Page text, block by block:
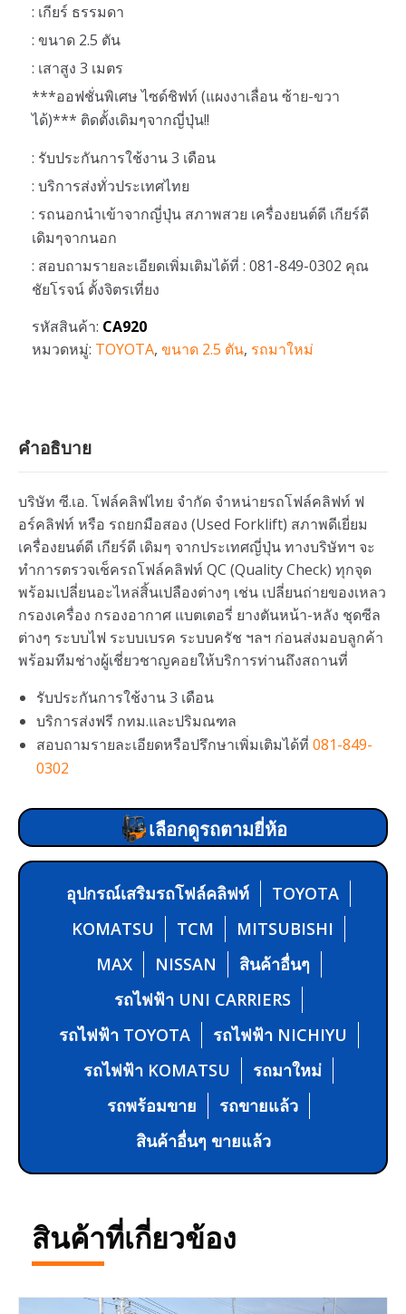
: เกียร์ ธรรมดา
: ขนาด 2.5 ตัน
: เสาสูง 3 เมตร
***ออฟชั่นพิเศษ ไซด์ชิฟท์ (แผงงาเลื่อน ซ้าย-ขวา
ได้)*** ติดตั้งเดิมๆจากญี่ปุ่น!!
: รับประกันการใช้งาน 3 เดือน
: บริการส่งทั่วประเทศไทย
: รถนอกนำเข้าจากญี่ปุ่น สภาพสวย เครื่องยนต์ดี เกียร์ดี
เดิมๆจากนอก
: สอบถามรายละเอียดเพิ่มเติมได้ที่ : 081-849-0302 คุณ
ชัยโรจน์ ตั้งจิตรเที่ยง
รหัสสินค้า: CA920
หมวดหมู่: TOYOTA, ขนาด 2.5 ตัน, รถมาใหม่
คำอธิบาย
บริษัท ซี.เอ. โฟล์คลิฟไทย จำกัด จำหน่ายรถโฟล์คลิฟท์ ฟ
อร์คลิฟท์ หรือ รถยกมือสอง (Used Forklift) สภาพดีเยี่ยม
เครื่องยนต์ดี เกียร์ดี เดิมๆ จากประเทศญี่ปุ่น ทางบริษัทฯ จะ
ทำการตรวจเช็ครถโฟล์คลิฟท์ QC (Quality Check) ทุกจุด
พร้อมเปลี่ยนอะไหล่สิ้นเปลืองต่างๆ เช่น เปลี่ยนถ่ายของเหลว
กรองเครื่อง กรองอากาศ แบตเตอรี่ ยางตันหน้า-หลัง ชุดซีล
ต่างๆ ระบบไฟ ระบบเบรค ระบบครัช ฯลฯ ก่อนส่งมอบลูกค้า
พร้อมทีมช่างผู้เชี่ยวชาญคอยให้บริการท่านถึงสถานที่
รับประกันการใช้งาน 3 เดือน
บริการส่งฟรี กทม.และปริมณฑล
สอบถามรายละเอียดหรือปรึกษาเพิ่มเติมได้ที่ 081-849-
0302
เลือกดูรถตามยี่ห้อ
อุปกรณ์เสริมรถโฟล์คลิฟท์
TOYOTA
KOMATSU
TCM
MITSUBISHI
MAX
NISSAN
สินค้าอื่นๆ
รถไฟฟ้า UNI CARRIERS
รถไฟฟ้า TOYOTA
รถไฟฟ้า NICHIYU
รถไฟฟ้า KOMATSU
รถมาใหม่
รถพร้อมขาย
รถขายแล้ว
สินค้าอื่นๆ ขายแล้ว
สินค้าที่เกี่ยวข้อง